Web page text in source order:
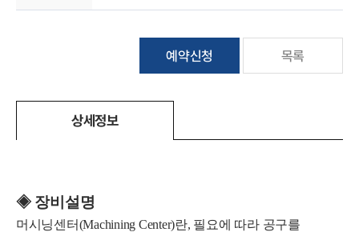
예약신청 목록
상세정보
◈ 장비설명
머시닝센터(Machining Center)란, 필요에 따라 공구를